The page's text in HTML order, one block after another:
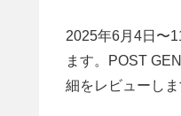
2025年6月4日〜
ます。POST
細をレビューしま